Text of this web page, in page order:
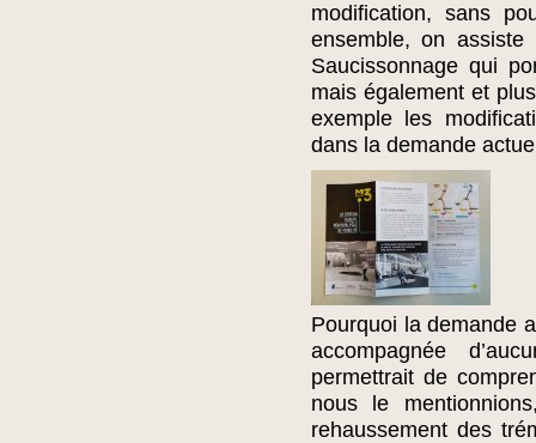
modification, sans
ensemble, on
Saucissonnage qui
mais également et
exemple les
dans la demande
Pourquoi la demande
accompagnée
permettrait de
nous le
rehaussement des